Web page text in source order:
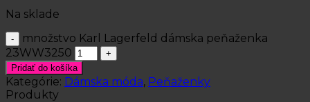
Na sklade
množstvo Karl Lagerfeld dámska peňaženka
23WW3250
Pridať do košíka
Kategórie: Dámska móda, Peňaženky
Produkty